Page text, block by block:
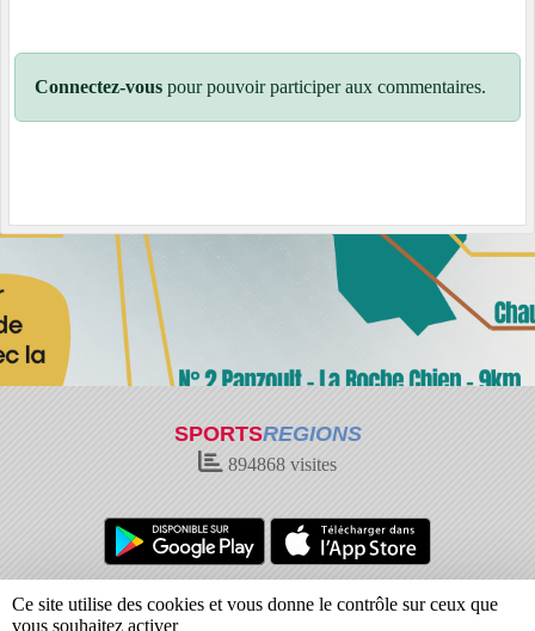
Connectez-vous pour pouvoir participer aux commentaires.
SPORTSREGIONS
894868 visites
Charte cookies
Gestion des cookies
Informations légales
Ce site utilise des cookies et vous donne le contrôle sur ceux que
vous souhaitez activer